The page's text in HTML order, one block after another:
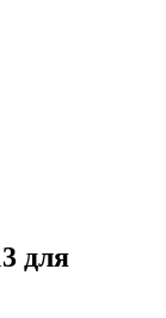
для